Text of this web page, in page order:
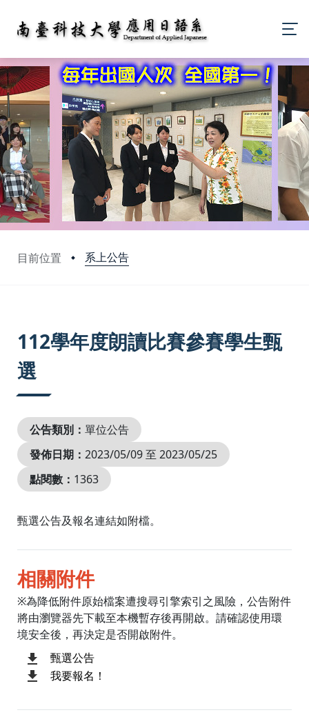
目前位置 系上公告
112學年度朗讀比賽參賽學生甄
選
公告類別： 單位公告
發佈日期： 2023/05/09 至 2023/05/25
點閱數： 1363
甄選公告及報名連結如附檔。
相關附件
※為降低附件原始檔案遭搜尋引擎索引之風險，公告附件
將由瀏覽器先下載至本機暫存後再開啟。請確認使用環
境安全後，再決定是否開啟附件。
甄選公告
我要報名！